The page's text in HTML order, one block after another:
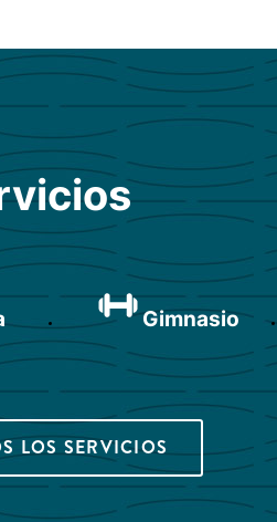
Gimnasio
LOS SERVICIOS